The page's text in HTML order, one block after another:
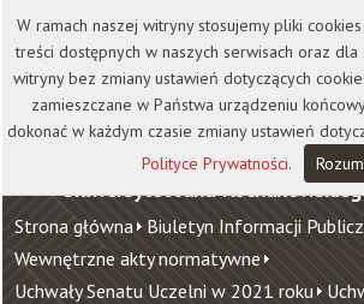
Kontakt Biblioteka
Wirtualna Uczelnia
Uniwersytet Jana
Strona główna Biuletyn Informacji
Wewnętrzne akty normatywne
Uchwały Senatu Uczelni w 2021 roku
W ramach naszej witryny stosujemy pliki
treści dostępnych w naszych serwisach oraz dla
witryny bez zmiany ustawień dotyczących
zamieszczane w Państwa urządzeniu
dokonać w każdym czasie zmiany ustawień
Polityce Prywatności.